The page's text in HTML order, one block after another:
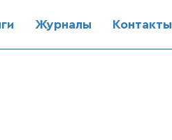
Журналы Контакты